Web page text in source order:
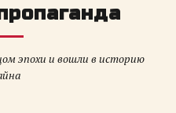
эпохи и вошли в историю